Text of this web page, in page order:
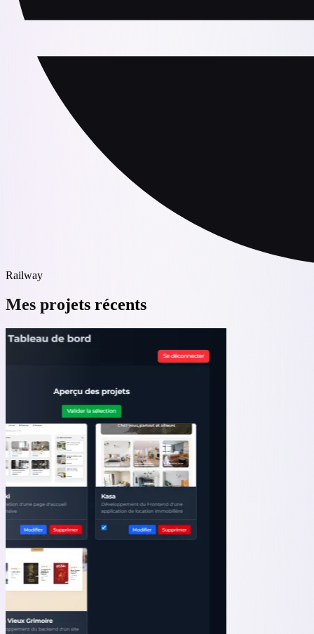
Railway
Mes projets récents